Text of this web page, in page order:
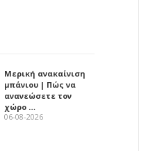
Μερική ανακαίνιση
μπάνιου | Πώς να
ανανεώσετε τον
χώρο …
06-08-2026